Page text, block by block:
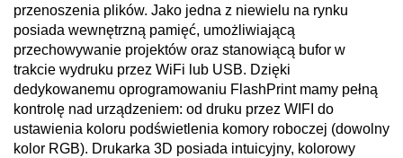
przenoszenia plików. Jako jedna z niewielu na rynku
posiada wewnętrzną pamięć, umożliwiającą
przechowywanie projektów oraz stanowiącą bufor w
trakcie wydruku przez WiFi lub USB. Dzięki
dedykowanemu oprogramowaniu FlashPrint mamy pełną
kontrolę nad urządzeniem: od druku przez WIFI do
ustawienia koloru podświetlenia komory roboczej (dowolny
kolor RGB). Drukarka 3D posiada intuicyjny, kolorowy